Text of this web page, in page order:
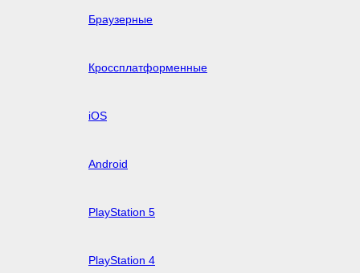
Браузерные
Кроссплатформенные
iOS
Android
PlayStation 5
PlayStation 4